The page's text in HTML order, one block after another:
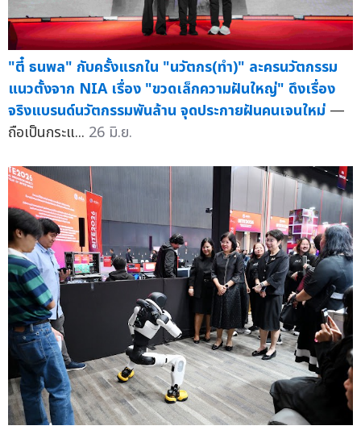
"ตี๋ ธนพล" กับครั้งแรกใน "นวัตกร(ทำ)" ละครนวัตกรรม
แนวตั้งจาก NIA เรื่อง "ขวดเล็กความฝันใหญ่" ดึงเรื่อง
จริงแบรนด์นวัตกรรมพันล้าน จุดประกายฝันคนเจนใหม่ —
ถือเป็นกระแ... 26 มิ.ย.